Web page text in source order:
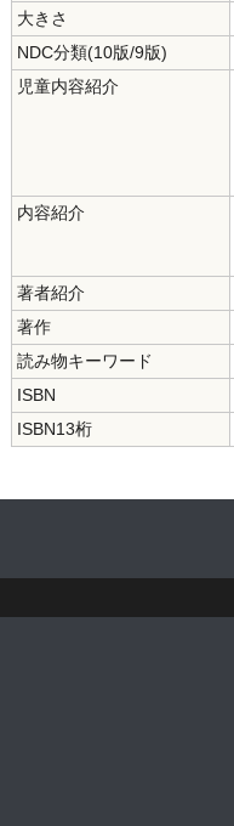
大きさ
NDC分類(10版/9版)
児童内容紹介
内容紹介
著者紹介
著作
読み物キーワード
ISBN
ISBN13桁